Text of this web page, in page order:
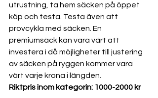
utrustning, ta hem säcken på öppet
köp och testa. Testa även att
provcykla med säcken. En
premiumsäck kan vara värt att
investera i då möjligheter till justering
av säcken på ryggen kommer vara
värt varje krona i längden.
Riktpris inom kategorin: 1000-2000 kr